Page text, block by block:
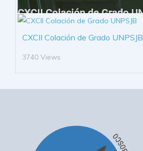
CXCII Colación de Grado UNPSJB
3740 Views